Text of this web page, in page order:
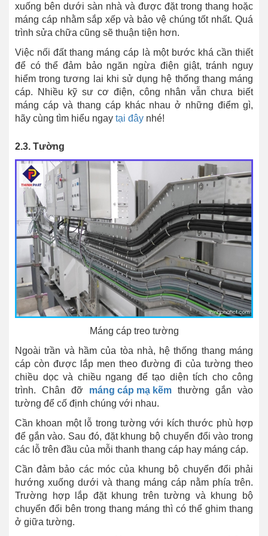
xuống bên dưới sàn nhà và được đặt trong thang hoặc
máng cáp nhằm sắp xếp và bảo vệ chúng tốt nhất. Quá
trình sửa chữa cũng sẽ thuận tiện hơn.
Việc nối đất thang máng cáp là một bước khá cần thiết
để có thể đảm bảo ngăn ngừa điện giật, tránh nguy
hiểm trong tương lai khi sử dụng hệ thống thang máng
cáp. Nhiều kỹ sư cơ điện, công nhân vẫn chưa biết
máng cáp và thang cáp khác nhau ở những điểm gì,
hãy cùng tìm hiểu ngay tại đây nhé!
2.3. Tường
Máng cáp treo tường
Ngoài trần và hầm của tòa nhà, hệ thống thang máng
cáp còn được lắp men theo đường đi của tường theo
chiều dọc và chiều ngang để tạo diện tích cho công
trình. Chân đỡ máng cáp mạ kẽm thường gắn vào
tường để cố định chúng với nhau.
Cần khoan một lỗ trong tường với kích thước phù hợp
để gắn vào. Sau đó, đặt khung bộ chuyển đổi vào trong
các lỗ trên đầu của mỗi thanh thang cáp hay máng cáp.
Cần đảm bảo các móc của khung bộ chuyển đổi phải
hướng xuống dưới và thang máng cáp nằm phía trên.
Trường hợp lắp đặt khung trên tường và khung bộ
chuyển đổi bên trong thang máng thì có thể ghim thang
ở giữa tường.